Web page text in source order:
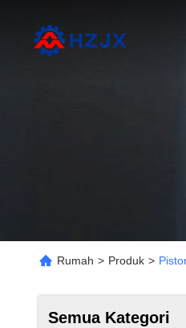
Rumah > Produk >
Semua Kategori